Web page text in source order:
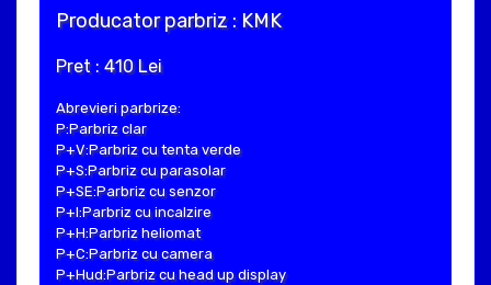
Producator parbriz : KMK
Pret : 410 Lei
Abrevieri parbrize:
P:Parbriz clar
P+V:Parbriz cu tenta verde
P+S:Parbriz cu parasolar
P+SE:Parbriz cu senzor
P+I:Parbriz cu incalzire
P+H:Parbriz heliomat
P+C:Parbriz cu camera
P+Hud:Parbriz cu head up display